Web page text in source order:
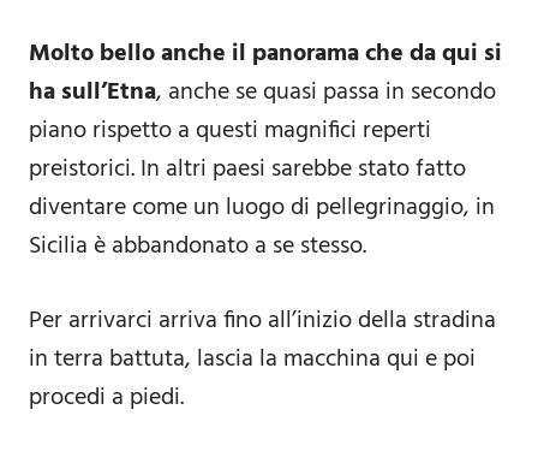
Molto bello anche il panorama che da qui si
ha sull’Etna, anche se quasi passa in secondo
piano rispetto a questi magnifici reperti
preistorici. In altri paesi sarebbe stato fatto
diventare come un luogo di pellegrinaggio, in
Sicilia è abbandonato a se stesso.
Per arrivarci arriva fino all’inizio della stradina
in terra battuta, lascia la macchina qui e poi
procedi a piedi.